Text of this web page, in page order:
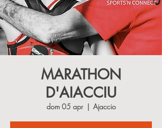
MARATHON
D'AIACCIU
dom 05 apr
  |
Ajaccio